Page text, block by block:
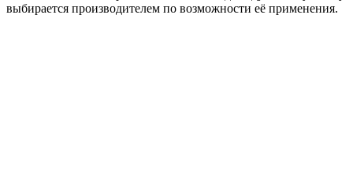
выбирается производителем по возможности её применения.